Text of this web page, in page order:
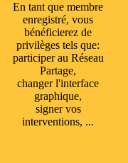
En tant que membre
enregistré, vous
bénéficierez de
privilèges tels que:
participer au Réseau
Partage,
changer l'interface
graphique,
signer vos
interventions, ...